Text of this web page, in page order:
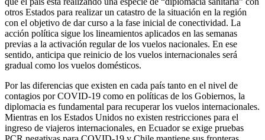
otros Estados para realizar un catastro de la situación en la región
con el objetivo de dar curso a la fase inicial de conectividad. La
acción política sigue los lineamientos aplicados en las semanas
previas a la activación regular de los vuelos nacionales. En ese
sentido, anticipa que reinicio de los vuelos internacionales será
gradual como los vuelos domésticos.
Por las diferencias que existen en cada país tanto en el nivel de
contagios por COVID-19 como en políticas de los Gobiernos, la
diplomacia es fundamental para recuperar los vuelos internacionales.
Mientras en los Estados Unidos no existen restricciones para el
ingreso de viajeros internacionales, en Ecuador se exige pruebas